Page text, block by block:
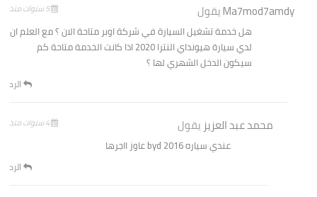
Ma7mod7amdyيقول 5 سنوات منذ
هل خدمة تشغيل السيارة في شركة اوبر متاحة الان ؟ مع العلم ان
لدي سيارة هيونداي النترا 2020 اذا كانت الخدمة متاحة كم
سيكون الدخل الشهري لها ؟
الرد
محمد عبد العزيزيقول 4 سنوات منذ
عندي سياره byd 2016 عاوز ااجرها
الرد